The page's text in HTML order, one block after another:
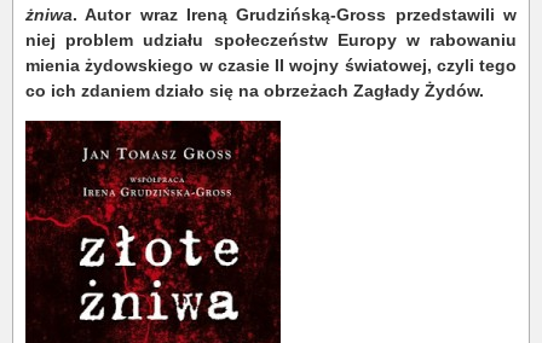
żniwa. Autor wraz Ireną Grudzińską-Gross przedstawili w
niej problem udziału społeczeństw Europy w rabowaniu
mienia żydowskiego w czasie II wojny światowej, czyli tego
co ich zdaniem działo się na obrzeżach Zagłady Żydów.